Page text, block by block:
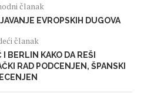
članak
EVROPSKIH DUGOVA
članak
BERLIN KAKO DA REŠI
RAD PODCENJEN, ŠPANSKI